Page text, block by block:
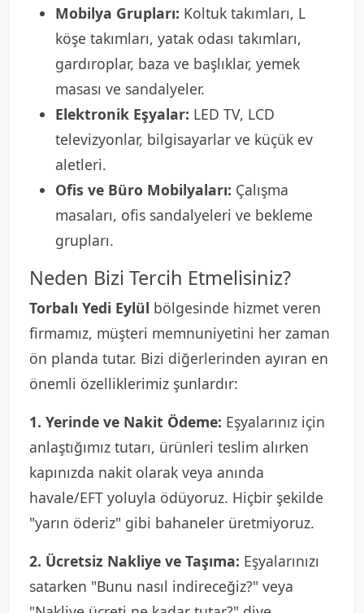
Mobilya Grupları: Koltuk takımları, L
köşe takımları, yatak odası takımları,
gardıroplar, baza ve başlıklar, yemek
masası ve sandalyeler.
Elektronik Eşyalar: LED TV, LCD
televizyonlar, bilgisayarlar ve küçük ev
aletleri.
Ofis ve Büro Mobilyaları: Çalışma
masaları, ofis sandalyeleri ve bekleme
grupları.
Neden Bizi Tercih Etmelisiniz?
Torbalı Yedi Eylül bölgesinde hizmet veren
firmamız, müşteri memnuniyetini her zaman
ön planda tutar. Bizi diğerlerinden ayıran en
önemli özelliklerimiz şunlardır:
1. Yerinde ve Nakit Ödeme: Eşyalarınız için
anlaştığımız tutarı, ürünleri teslim alırken
kapınızda nakit olarak veya anında
havale/EFT yoluyla ödüyoruz. Hiçbir şekilde
"yarın öderiz" gibi bahaneler üretmiyoruz.
2. Ücretsiz Nakliye ve Taşıma: Eşyalarınızı
satarken "Bunu nasıl indireceğiz?" veya